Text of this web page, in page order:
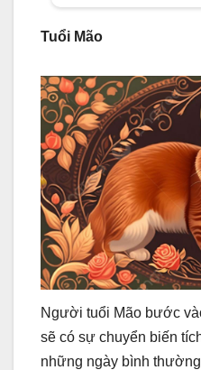
Tuổi Mão
Người tuổi Mão bước
sẽ có sự chuyển biến
những ngày bình